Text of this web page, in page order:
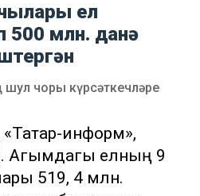
ел
500 млн. данә
шул чоры күрсәткечләре
«Татар-информ»,
Агымдагы елның 9
519, 4 млн.